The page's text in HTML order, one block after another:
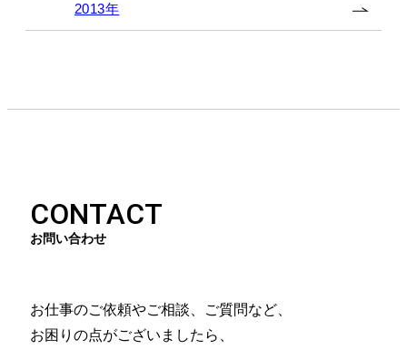
2013年
CONTACT
お問い合わせ
お仕事のご依頼やご相談、ご質問など、
お困りの点がございましたら、